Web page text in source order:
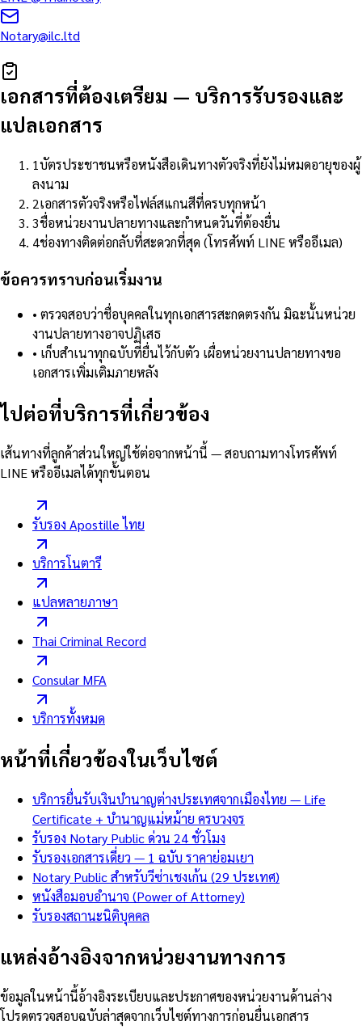
Notary@ilc.ltd
เอกสารที่ต้องเตรียม — บริการรับรองและ
แปลเอกสาร
1บัตรประชาชนหรือหนังสือเดินทางตัวจริงที่ยังไม่หมดอายุของผู้
ลงนาม
2เอกสารตัวจริงหรือไฟล์สแกนสีที่ครบทุกหน้า
3ชื่อหน่วยงานปลายทางและกำหนดวันที่ต้องยื่น
4ช่องทางติดต่อกลับที่สะดวกที่สุด (โทรศัพท์ LINE หรืออีเมล)
ข้อควรทราบก่อนเริ่มงาน
• ตรวจสอบว่าชื่อบุคคลในทุกเอกสารสะกดตรงกัน มิฉะนั้นหน่วย
งานปลายทางอาจปฏิเสธ
• เก็บสำเนาทุกฉบับที่ยื่นไว้กับตัว เผื่อหน่วยงานปลายทางขอ
เอกสารเพิ่มเติมภายหลัง
ไปต่อที่บริการที่เกี่ยวข้อง
เส้นทางที่ลูกค้าส่วนใหญ่ใช้ต่อจากหน้านี้ — สอบถามทางโทรศัพท์
LINE หรืออีเมลได้ทุกขั้นตอน
รับรอง Apostille ไทย
บริการโนตารี
แปลหลายภาษา
Thai Criminal Record
Consular MFA
บริการทั้งหมด
หน้าที่เกี่ยวข้องในเว็บไซต์
บริการยื่นรับเงินบำนาญต่างประเทศจากเมืองไทย — Life
Certificate + บำนาญแม่หม้าย ครบวงจร
รับรอง Notary Public ด่วน 24 ชั่วโมง
รับรองเอกสารเดี่ยว — 1 ฉบับ ราคาย่อมเยา
Notary Public สำหรับวีซ่าเชงเก้น (29 ประเทศ)
หนังสือมอบอำนาจ (Power of Attorney)
รับรองสถานะนิติบุคคล
แหล่งอ้างอิงจากหน่วยงานทางการ
ข้อมูลในหน้านี้อ้างอิงระเบียบและประกาศของหน่วยงานด้านล่าง
โปรดตรวจสอบฉบับล่าสุดจากเว็บไซต์ทางการก่อนยื่นเอกสาร